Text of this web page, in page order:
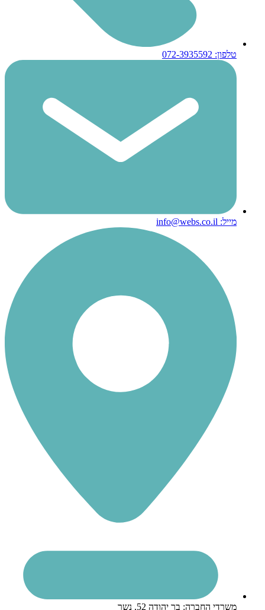
טלפון: 072-3935592
מייל: info@webs.co.il
משרדי החברה: בר יהודה 52, נשר